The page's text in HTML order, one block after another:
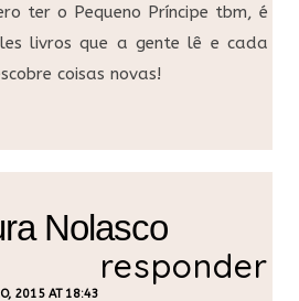
ter o Pequeno Príncipe tbm, é
livros que a gente lê e cada
coisas novas!
Nolasco
2015 AT 18:43
responder